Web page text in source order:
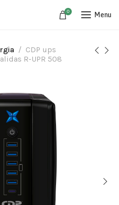
0 Menu
CDP ups
R-UPR 508